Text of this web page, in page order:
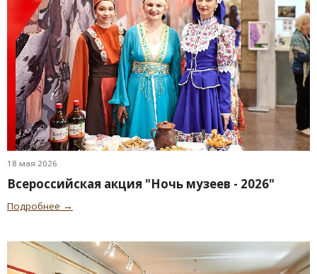
18 мая 2026
Всероссийская акция "Ночь музеев - 2026"
Подробнее →